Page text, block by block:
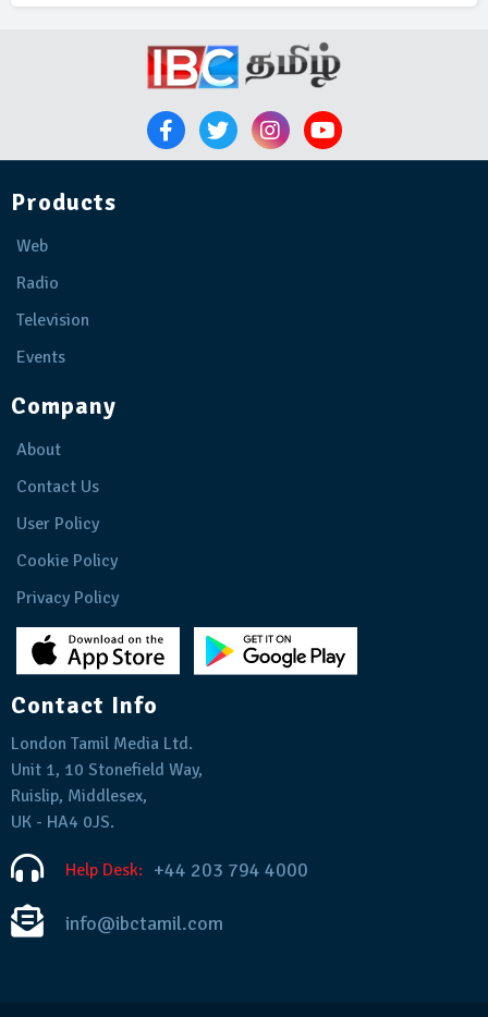
Products
Web
Radio
Television
Events
Company
About
Contact Us
User Policy
Cookie Policy
Privacy Policy
Contact Info
London Tamil Media Ltd.
Unit 1, 10 Stonefield Way,
Ruislip, Middlesex,
UK - HA4 0JS.
Help Desk: +44 203 794 4000
info@ibctamil.com